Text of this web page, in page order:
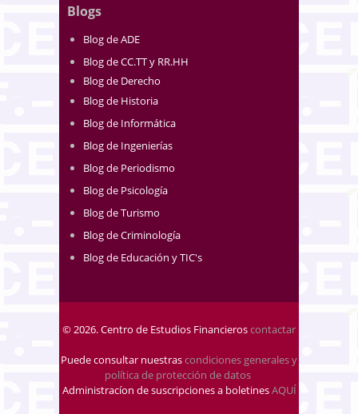
Blogs
Blog de ADE
Blog de CC.TT y RR.HH
Blog de Derecho
Blog de Historia
Blog de Informática
Blog de Ingenierías
Blog de Periodismo
Blog de Psicología
Blog de Turismo
Blog de Criminología
Blog de Educación y TIC's
© 2026. Centro de Estudios Financieroscontactar
Puede consultar nuestrascondiciones generales y
política de protección de datos
Administracíon de suscripciones a boletinesAQUÍ